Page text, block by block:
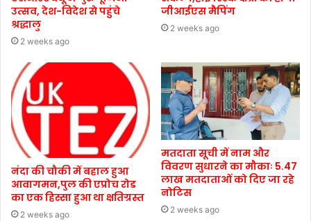
उत्सव, देश-विदेश से पहुंचे
श्रद्धालु
2 weeks ago
जीआईएस मैपिंग
2 weeks ago
नंदा की चौकी में बहाल हुआ
आवागमन,पुल की एप्रोच रोड
का एक हिस्सा हुआ था क्षतिग्रस्त
2 weeks ago
मतदाता सूची में नाम और
विवरण सुधारने का मौकाः 5.47
लाख मतदाताओं को दिए जा रहे
नोटिस
2 weeks ago